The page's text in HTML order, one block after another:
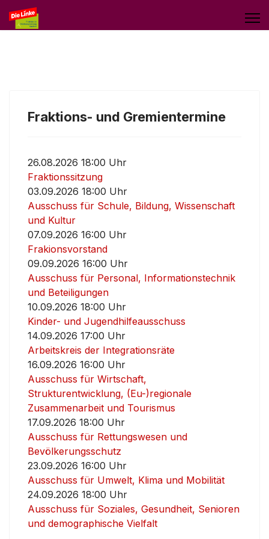
Fraktions- und Gremientermine
26.08.2026 18:00 Uhr
Fraktionssitzung
03.09.2026 18:00 Uhr
Ausschuss für Schule, Bildung, Wissenschaft
und Kultur
07.09.2026 16:00 Uhr
Frakionsvorstand
09.09.2026 16:00 Uhr
Ausschuss für Personal, Informationstechnik
und Beteiligungen
10.09.2026 18:00 Uhr
Kinder- und Jugendhilfeausschuss
14.09.2026 17:00 Uhr
Arbeitskreis der Integrationsräte
16.09.2026 16:00 Uhr
Ausschuss für Wirtschaft,
Strukturentwicklung, (Eu-)regionale
Zusammenarbeit und Tourismus
17.09.2026 18:00 Uhr
Ausschuss für Rettungswesen und
Bevölkerungsschutz
23.09.2026 16:00 Uhr
Ausschuss für Umwelt, Klima und Mobilität
24.09.2026 18:00 Uhr
Ausschuss für Soziales, Gesundheit, Senioren
und demographische Vielfalt